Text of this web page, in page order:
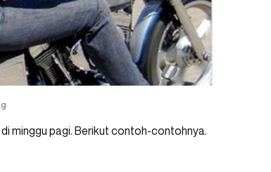
minggu pagi. Berikut contoh-contohnya.